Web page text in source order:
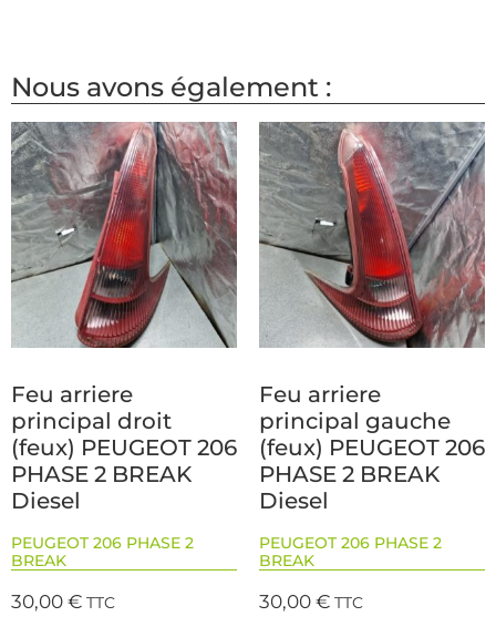
Nous avons également :
Feu arriere
principal droit
(feux) PEUGEOT 206
PHASE 2 BREAK
Diesel
PEUGEOT 206 PHASE 2
BREAK
30,00€ TTC
Feu arriere
principal gauche
(feux) PEUGEOT 206
PHASE 2 BREAK
Diesel
PEUGEOT 206 PHASE 2
BREAK
30,00€ TTC